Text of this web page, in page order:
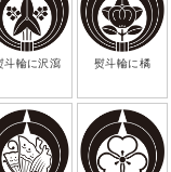
斗輪に沢瀉 熨斗輪に橘